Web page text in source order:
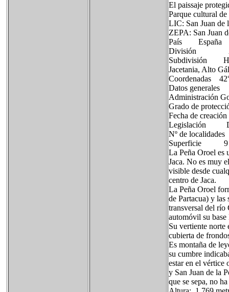
El paissaje
Parque cultural de
LIC: San Juan de
ZEPA: San Juan
País España
División
Subdivisión
Jacetania, Alto
Coordenadas
Datos generales
Administración
Grado de
Fecha de
Legislación
Nº de
Superficie 9
La Peña Oroel es
Jaca. No es muy
visible desde
centro de Jaca.
La Peña Oroel
de Partacua) y
transversal del río
automóvil su
Su vertiente norte
cubierta de
Es montaña de
su cumbre
estar en el vértice
y San Juan de la
que se sepa, no